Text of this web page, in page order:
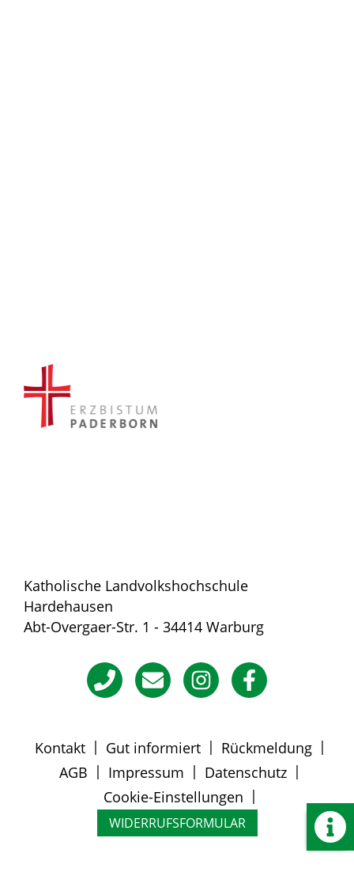
Katholische Landvolkshochschule
Hardehausen
Abt-Overgaer-Str. 1 - 34414 Warburg
Kontakt | Gut informiert | Rückmeldung |
AGB | Impressum | Datenschutz |
Cookie-Einstellungen |
WIDERRUFSFORMULAR